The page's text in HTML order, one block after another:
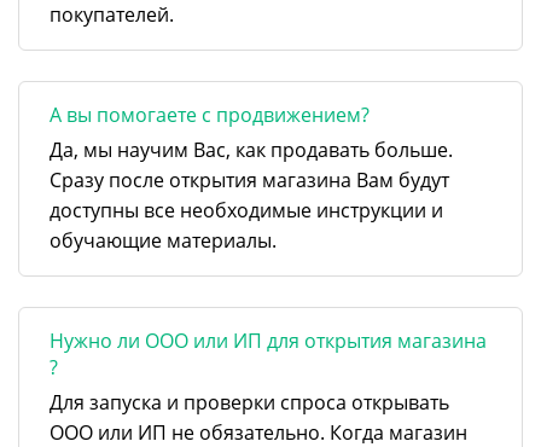
покупателей.
А вы помогаете с продвижением?
Да, мы научим Вас, как продавать больше.
Сразу после открытия магазина Вам будут
доступны все необходимые инструкции и
обучающие материалы.
Нужно ли ООО или ИП для открытия магазина
?
Для запуска и проверки спроса открывать
ООО или ИП не обязательно. Когда магазин